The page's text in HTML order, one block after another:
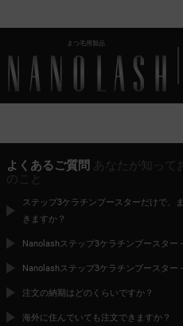
まつ毛用製品
よくあるご質問 あなたが知って
のこと
ステップ3ケラチンブースターだけで、
きますか？
Nanolashステップ3ケラチンブースター
Nanolashステップ3ケラチンブースター
注文の納期はどのくらいですか？
海外に住んでいても注文できますか？